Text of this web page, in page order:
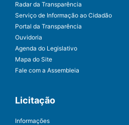
Radar da Transparência
Serviço de Informação ao Cidadão
Portal da Transparência
Ouvidoria
Agenda do Legislativo
Mapa do Site
Fale com a Assembleia
Licitação
Informações